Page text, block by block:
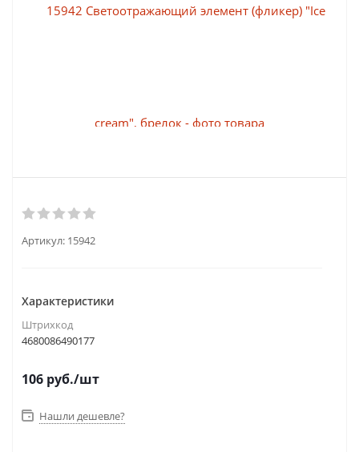
Артикул: 15942
Характеристики
Штрихкод
4680086490177
106 руб./шт
Нашли дешевле?